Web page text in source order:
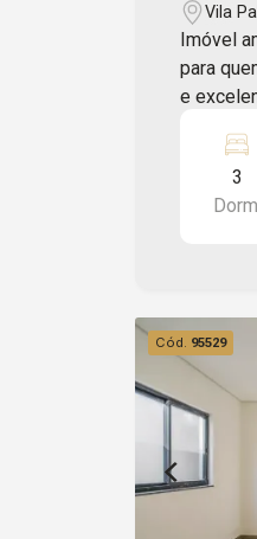
Vila
Imóvel
para
e excelente
Quintal;
o
Arruda
da região. Oferecemos assessoria
total
uma
Os
3
Cód. 95529